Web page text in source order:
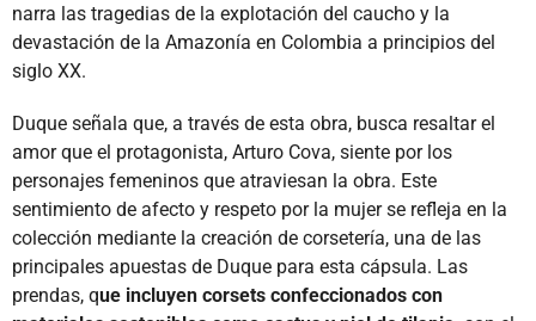
narra las tragedias de la explotación del caucho y la
devastación de la Amazonía en Colombia a principios del
siglo XX.
Duque señala que, a través de esta obra, busca resaltar el
amor que el protagonista, Arturo Cova, siente por los
personajes femeninos que atraviesan la obra. Este
sentimiento de afecto y respeto por la mujer se refleja en la
colección mediante la creación de corsetería, una de las
principales apuestas de Duque para esta cápsula. Las
prendas, que incluyen corsets confeccionados con